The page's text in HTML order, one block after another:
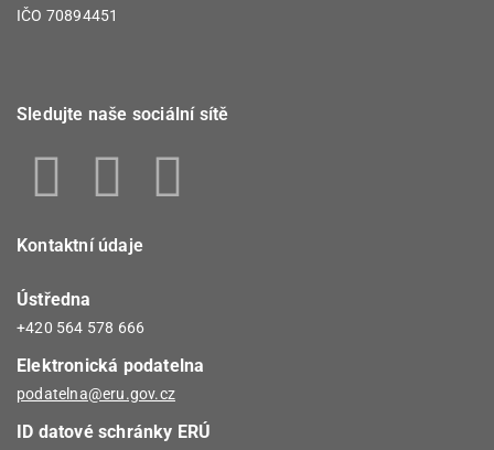
IČO 70894451
Sledujte naše sociální sítě
Kontaktní údaje
Ústředna
+420 564 578 666
Elektronická podatelna
podatelna@eru.gov.cz
ID datové schránky ERÚ